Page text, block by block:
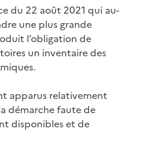
du 22 août 2021 qui au-
une plus grande
l’obligation de
un inventaire des
apparus relativement
démarche faute de
disponibles et de